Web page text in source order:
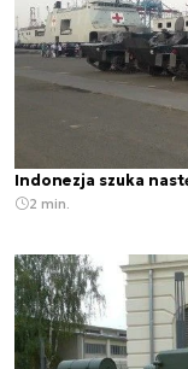
Indonezja szuka
2 min.